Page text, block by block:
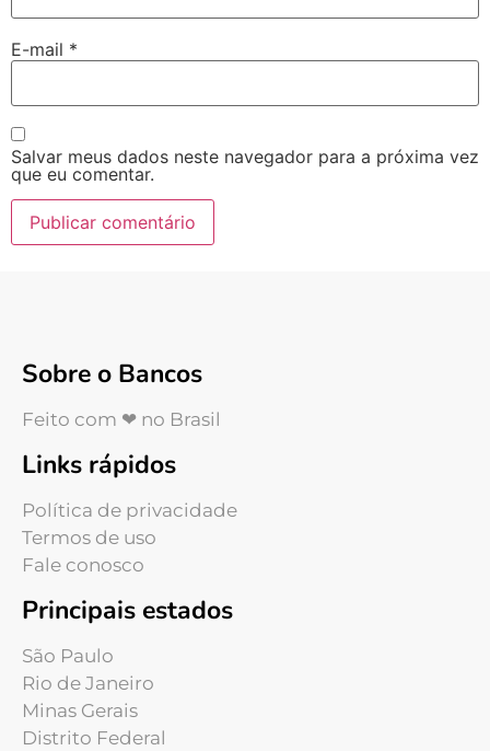
E-mail *
Salvar meus dados neste navegador para a próxima vez
que eu comentar.
Sobre o Bancos
Feito com ❤ no Brasil
Links rápidos
Política de privacidade
Termos de uso
Fale conosco
Principais estados
São Paulo
Rio de Janeiro
Minas Gerais
Distrito Federal